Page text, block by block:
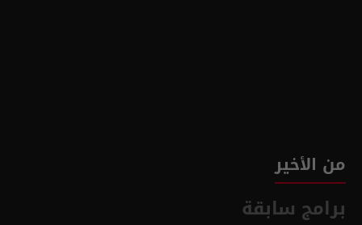
من الأخير
برامج سابقة